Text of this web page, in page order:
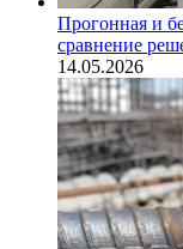
Прогонная и
сравнение
14.05.2026